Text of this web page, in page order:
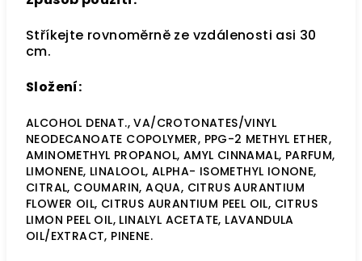
Stříkejte rovnoměrně ze vzdálenosti asi 30
cm.
Složení:
ALCOHOL DENAT., VA/CROTONATES/VINYL
NEODECANOATE COPOLYMER, PPG-2 METHYL ETHER,
AMINOMETHYL PROPANOL, AMYL CINNAMAL, PARFUM,
LIMONENE, LINALOOL, ALPHA- ISOMETHYL IONONE,
CITRAL, COUMARIN, AQUA, CITRUS AURANTIUM
FLOWER OIL, CITRUS AURANTIUM PEEL OIL, CITRUS
LIMON PEEL OIL, LINALYL ACETATE, LAVANDULA
OIL/EXTRACT, PINENE.